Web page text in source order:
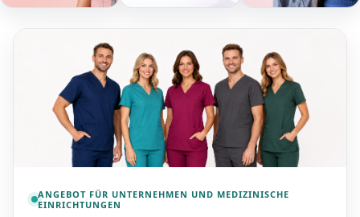
ANGEBOT FÜR UNTERNEHMEN UND MEDIZINISCHE
EINRICHTUNGEN